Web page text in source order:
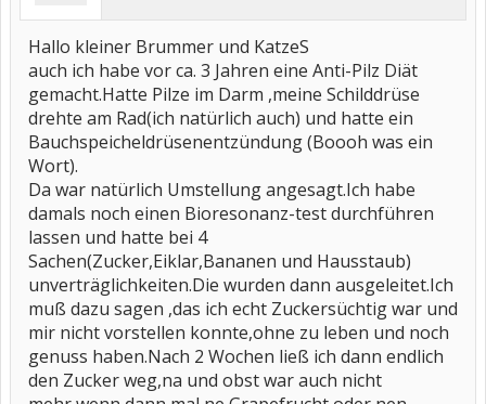
Hallo kleiner Brummer und KatzeS
auch ich habe vor ca. 3 Jahren eine Anti-Pilz Diät
gemacht.Hatte Pilze im Darm ,meine Schilddrüse
drehte am Rad(ich natürlich auch) und hatte ein
Bauchspeicheldrüsenentzündung (Boooh was ein
Wort).
Da war natürlich Umstellung angesagt.Ich habe
damals noch einen Bioresonanz-test durchführen
lassen und hatte bei 4
Sachen(Zucker,Eiklar,Bananen und Hausstaub)
unverträglichkeiten.Die wurden dann ausgeleitet.Ich
muß dazu sagen ,das ich echt Zuckersüchtig war und
mir nicht vorstellen konnte,ohne zu leben und noch
genuss haben.Nach 2 Wochen ließ ich dann endlich
den Zucker weg,na und obst war auch nicht